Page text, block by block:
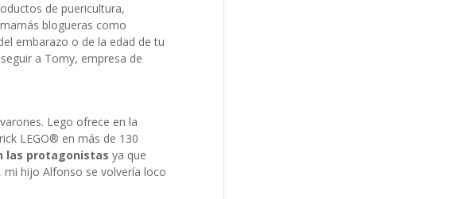
de puericultura,
blogueras como
embarazo o de la edad de tu
a Tomy, empresa de
Lego ofrece en la
LEGO® en más de 130
las protagonistas ya que
mi hijo Alfonso se volvería loco